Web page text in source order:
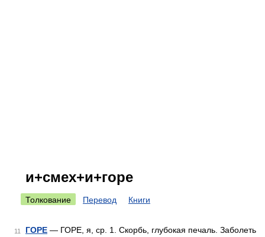
и+смех+и+горе
Толкование Перевод Книги
11 ГОРЕ — ГОРЕ, я, ср. 1. Скорбь, глубокая печаль. Заболеть